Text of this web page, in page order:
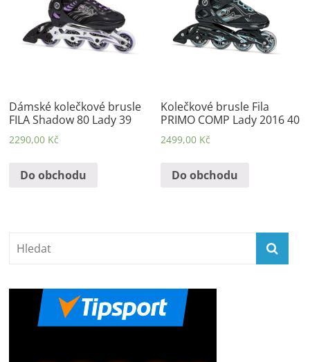
Dámské kolečkové brusle
FILA Shadow 80 Lady 39
2290,00 Kč
Do obchodu
Kolečkové brusle Fila
PRIMO COMP Lady 2016 40
2499,00 Kč
Do obchodu